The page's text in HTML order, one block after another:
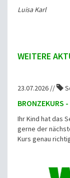
Luisa Karl
WEITERE
23.07.2026 //
BRONZEKURS
Ihr Kind hat das
gerne der
Kurs genau